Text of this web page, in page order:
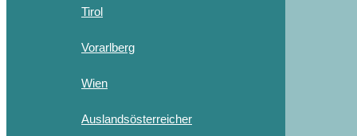
Tirol
Vorarlberg
Wien
Auslandsösterreicher